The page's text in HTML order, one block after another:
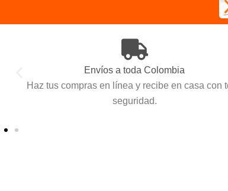
Escoge como pagar
Diferentes métodos de pago para hacer tu compra
eliges como hacerlo.